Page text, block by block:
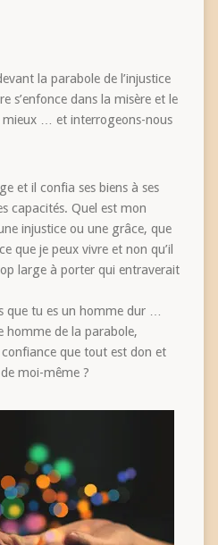
la parabole de l’injustice
s’enfonce dans la misère et le
mieux … et interrogeons-nous
et il confia ses biens à ses
capacités. Quel est mon
injustice ou une grâce, que
que je peux vivre et non qu’il
large à porter qui entraverait
que tu es un homme dur …
homme de la parabole,
que tout est don et
moi-même ?